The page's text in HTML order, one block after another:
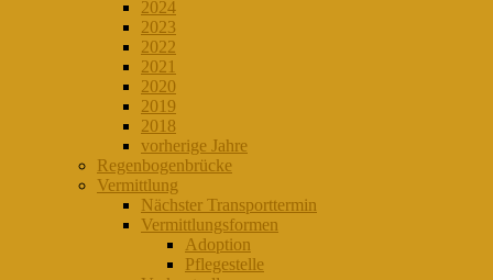
2024
2023
2022
2021
2020
2019
2018
vorherige Jahre
Regenbogenbrücke
Vermittlung
Nächster Transporttermin
Vermittlungsformen
Adoption
Pflegestelle